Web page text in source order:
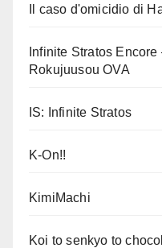
Il caso d'omicidio di
Infinite Stratos
Rokujuusou OVA
IS: Infinite Stratos
K-On!!
KimiMachi
Koi to senkyo to